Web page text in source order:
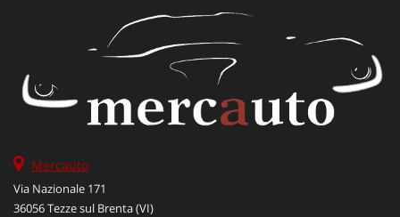
Mercauto
Via Nazionale 171
36056 Tezze sul Brenta (VI)